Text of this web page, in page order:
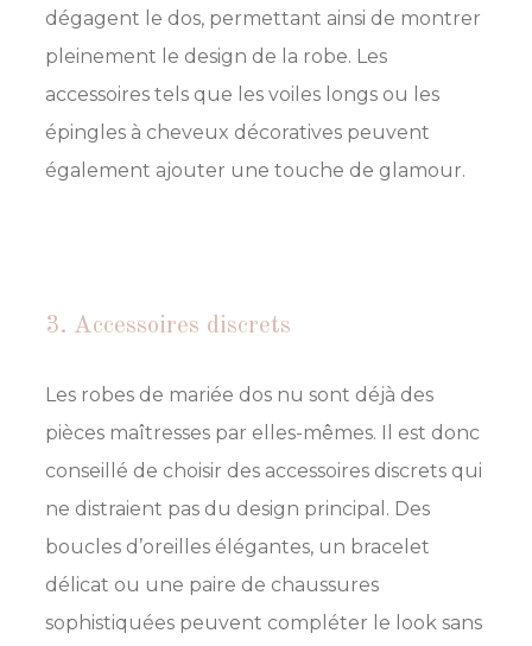
dégagent le dos, permettant ainsi de montrer
pleinement le design de la robe. Les
accessoires tels que les voiles longs ou les
épingles à cheveux décoratives peuvent
également ajouter une touche de glamour.
3. Accessoires discrets
Les robes de mariée dos nu sont déjà des
pièces maîtresses par elles-mêmes. Il est donc
conseillé de choisir des accessoires discrets qui
ne distraient pas du design principal. Des
boucles d’oreilles élégantes, un bracelet
délicat ou une paire de chaussures
sophistiquées peuvent compléter le look sans